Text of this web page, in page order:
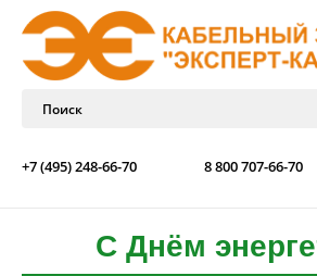
+7 (495) 248-66-70 8 800 707-66-70
С Днём